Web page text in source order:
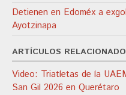
Detienen en Edoméx a
Ayotzinapa
ARTÍCULOS
Video: Triatletas de la
San Gil 2026 en Querétaro